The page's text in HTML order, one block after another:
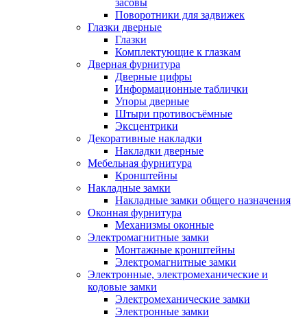
засовы
Поворотники для задвижек
Глазки дверные
Глазки
Комплектующие к глазкам
Дверная фурнитура
Дверные цифры
Информационные таблички
Упоры дверные
Штыри противосъёмные
Эксцентрики
Декоративные накладки
Накладки дверные
Мебельная фурнитура
Кронштейны
Накладные замки
Накладные замки общего назначения
Оконная фурнитура
Механизмы оконные
Электромагнитные замки
Монтажные кронштейны
Электромагнитные замки
Электронные, электромеханические и
кодовые замки
Электромеханические замки
Электронные замки